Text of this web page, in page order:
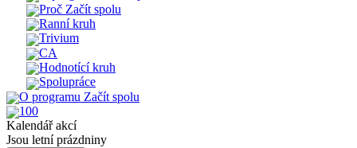
Proč Začít spolu
Ranní kruh
Trivium
CA
Hodnotící kruh
Spolupráce
O programu Začít spolu
100
Kalendář akcí
Jsou letní prázdniny